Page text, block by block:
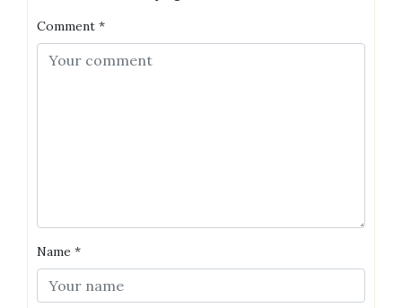
Comment *
Name *